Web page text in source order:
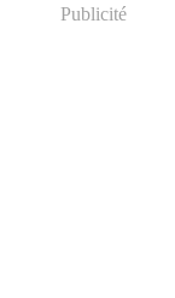
Publicité